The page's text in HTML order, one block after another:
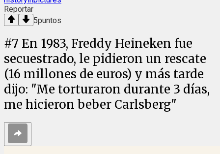
Reportar
5puntos
#7 En 1983, Freddy Heineken fue
secuestrado, le pidieron un rescate
(16 millones de euros) y más tarde
dijo: "Me torturaron durante 3 días,
me hicieron beber Carlsberg"